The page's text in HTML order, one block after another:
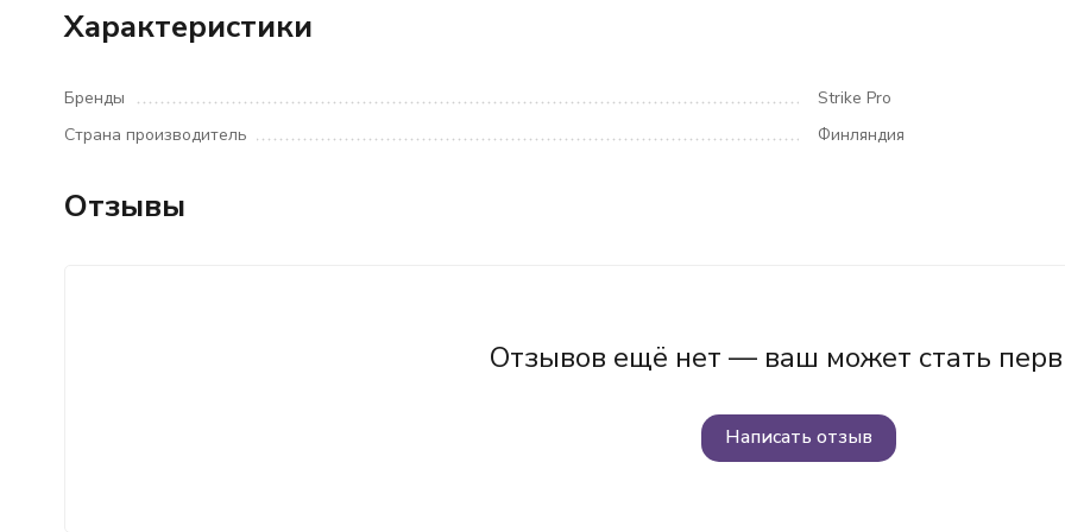
Характеристики
Бренды
Strike Pro
Страна производитель
Финляндия
Отзывы
Отзывов ещё нет — ваш может стать
Написать отзыв